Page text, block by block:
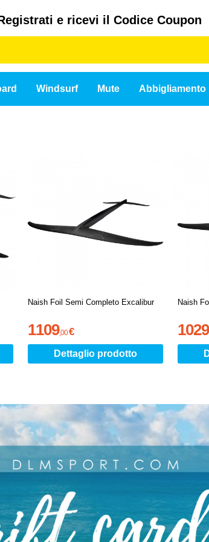
e ricevi il Codice Coupon
Windsurf Mute Abbigliamento
Naish Foil Semi Completo Excalibur
1109,00€
Dettaglio prodotto
Naish
1029